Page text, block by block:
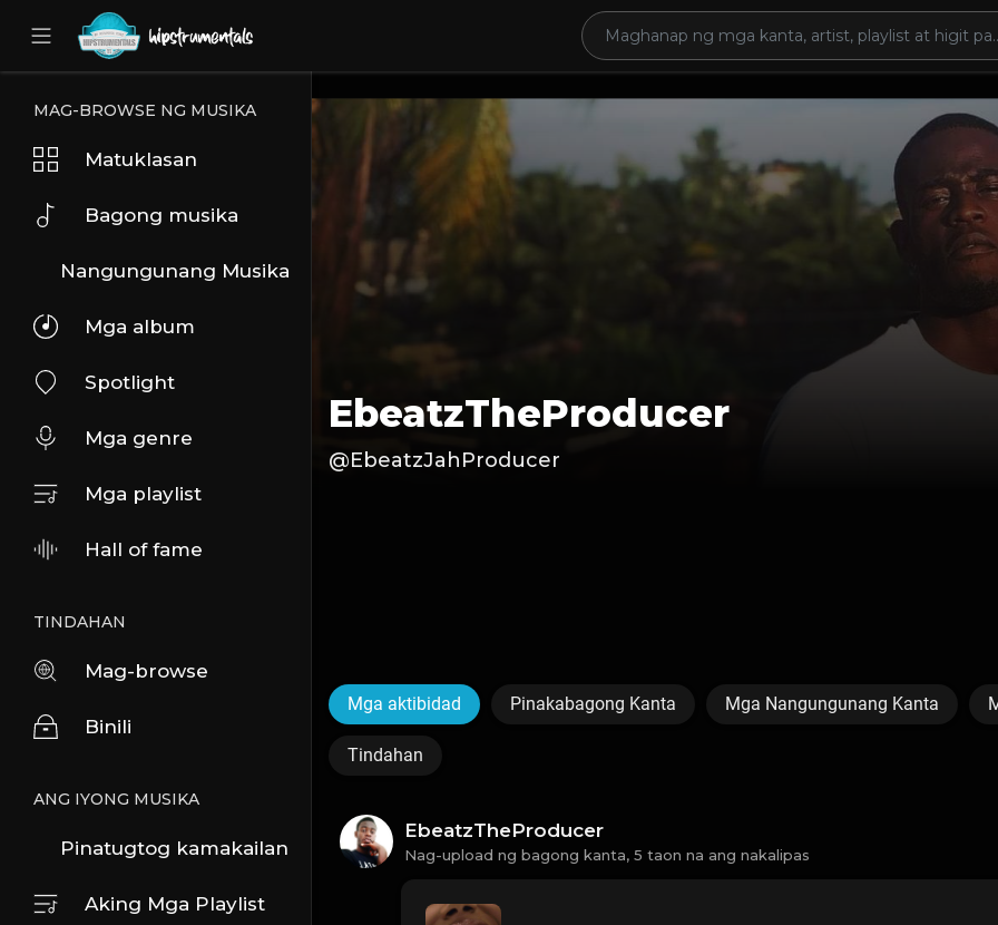
UA-36237165-1
MAG-BROWSE NG MUSIKA
Matuklasan
Bagong musika
Nangungunang Musika
Mga album
Spotlight
Mga genre
Mga playlist
Hall of fame
TINDAHAN
Mag-browse
Binili
ANG IYONG MUSIKA
Pinatugtog kamakailan
Aking Mga Playlist
EbeatzTheProducer
@EbeatzJahProducer
Mga aktibidad Pinakabagong Kanta Mga Nangungunang Kanta
Tindahan
EbeatzTheProducer
Nag-upload ng bagong kanta, 5 taon na ang nakalipas